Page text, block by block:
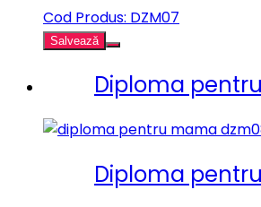
Cod Produs: DZM07
Salvează
Diploma
Diploma